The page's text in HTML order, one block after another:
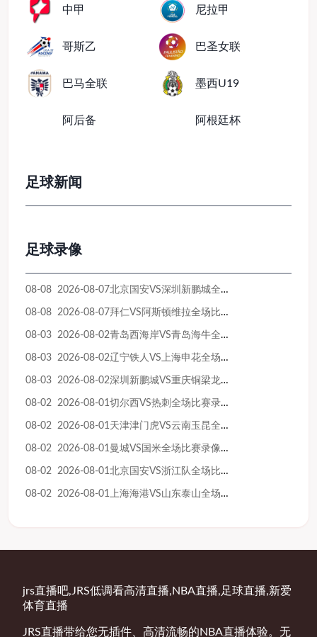
中甲 尼拉甲
哥斯乙 巴圣女联
巴马全联 墨西U19
阿后备 阿根廷杯
足球新闻
足球录像
08-08 2026-08-07北京国安VS深圳新鹏城全场比赛录像回放
08-08 2026-08-07拜仁VS阿斯顿维拉全场比赛录像回放
08-03 2026-08-02青岛西海岸VS青岛海牛全场比赛录像回放
08-03 2026-08-02辽宁铁人VS上海申花全场比赛录像回放
08-03 2026-08-02深圳新鹏城VS重庆铜梁龙全场比赛录像回放
08-02 2026-08-01切尔西VS热刺全场比赛录像回放
08-02 2026-08-01天津津门虎VS云南玉昆全场比赛录像回放
08-02 2026-08-01曼城VS国米全场比赛录像回放
08-02 2026-08-01北京国安VS浙江队全场比赛录像回放
08-02 2026-08-01上海海港VS山东泰山全场比赛录像回放
jrs直播吧,JRS低调看高清直播,NBA直播,足球直播,新爱
体育直播
JRS直播带给您无插件、高清流畅的NBA直播体验。无